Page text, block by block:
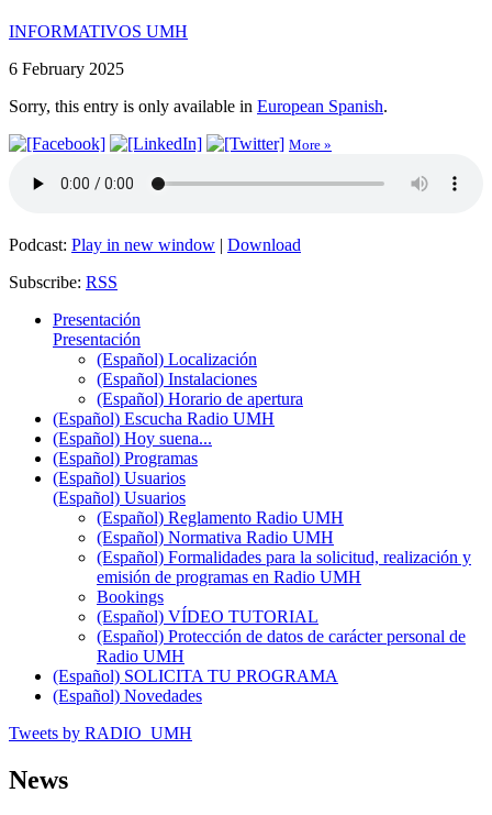
INFORMATIVOS UMH
6 February 2025
Sorry, this entry is only available in European Spanish.
More »
Podcast: Play in new window | Download
Subscribe: RSS
Presentación
Presentación
(Español) Localización
(Español) Instalaciones
(Español) Horario de apertura
(Español) Escucha Radio UMH
(Español) Hoy suena...
(Español) Programas
(Español) Usuarios
(Español) Usuarios
(Español) Reglamento Radio UMH
(Español) Normativa Radio UMH
(Español) Formalidades para la solicitud, realización y
emisión de programas en Radio UMH
Bookings
(Español) VÍDEO TUTORIAL
(Español) Protección de datos de carácter personal de
Radio UMH
(Español) SOLICITA TU PROGRAMA
(Español) Novedades
Tweets by RADIO_UMH
News